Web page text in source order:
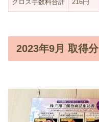
クロス手数料合計 216円
2023年9月 取得分